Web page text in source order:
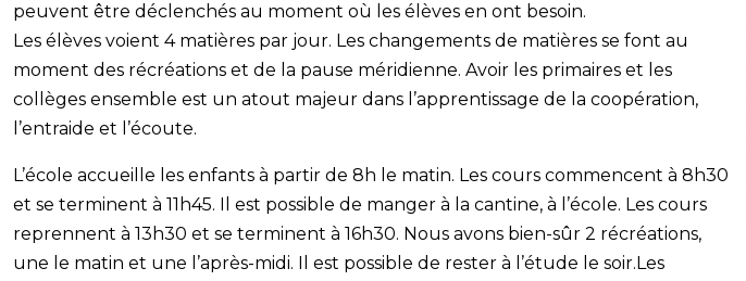
peuvent être déclenchés au moment où les élèves en ont besoin.
Les élèves voient 4 matières par jour. Les changements de matières se font au
moment des récréations et de la pause méridienne. Avoir les primaires et les
collèges ensemble est un atout majeur dans l’apprentissage de la coopération,
l’entraide et l’écoute.
L’école accueille les enfants à partir de 8h le matin. Les cours commencent à 8h30
et se terminent à 11h45. Il est possible de manger à la cantine, à l’école. Les cours
reprennent à 13h30 et se terminent à 16h30. Nous avons bien-sûr 2 récréations,
une le matin et une l’après-midi. Il est possible de rester à l’étude le soir.Les